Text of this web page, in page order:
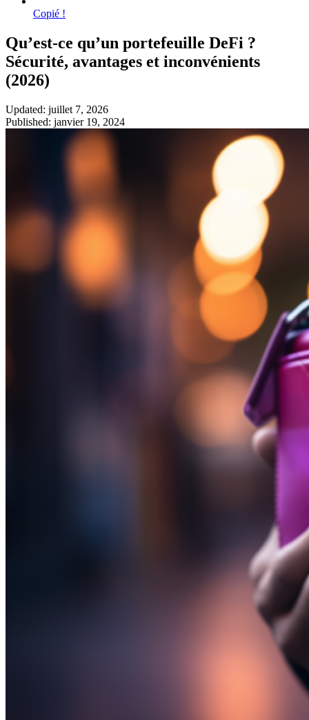
Copié !
Qu’est-ce qu’un portefeuille DeFi ?
Sécurité, avantages et inconvénients
(2026)
Updated: juillet 7, 2026
Published: janvier 19, 2024